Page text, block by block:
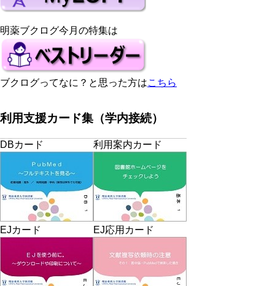
明薬ブクログ今月の特集は
ブクログってなに？と思った方はこちら
利用支援カード集（学内接続）
DBカード 利用案内カード
EJカード EJ応用カード